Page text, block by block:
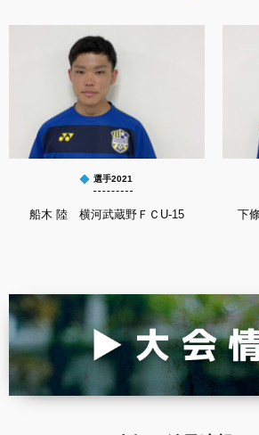
選手2021
船木 陸 横河武蔵野ＦＣU-15 下